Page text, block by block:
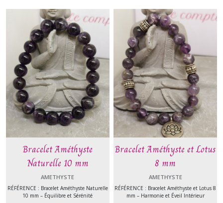
Bracelet Améthyste
Naturelle 10 mm
AMETHYSTE
RÉFÉRENCE : Bracelet Améthyste Naturelle
10 mm – Équilibre et Sérénité
Bracelet Améthyste et Lotus
8 mm
AMETHYSTE
RÉFÉRENCE : Bracelet Améthyste et Lotus 8
mm – Harmonie et Éveil Intérieur